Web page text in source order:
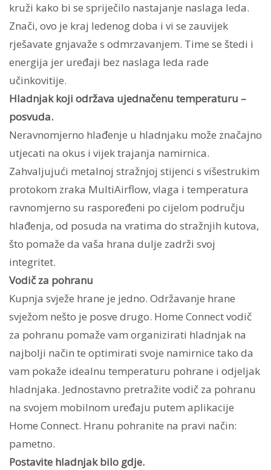
kruži kako bi se spriječilo nastajanje naslaga leda.
Znači, ovo je kraj ledenog doba i vi se zauvijek
rješavate gnjavaže s odmrzavanjem. Time se štedi i
energija jer uređaji bez naslaga leda rade
učinkovitije.
Hladnjak koji održava ujednačenu temperaturu –
posvuda.
Neravnomjerno hlađenje u hladnjaku može značajno
utjecati na okus i vijek trajanja namirnica.
Zahvaljujući metalnoj stražnjoj stijenci s višestrukim
protokom zraka MultiAirflow, vlaga i temperatura
ravnomjerno su raspoređeni po cijelom području
hlađenja, od posuda na vratima do stražnjih kutova,
što pomaže da vaša hrana dulje zadrži svoj
integritet.
Vodič za pohranu
Kupnja svježe hrane je jedno. Održavanje hrane
svježom nešto je posve drugo. Home Connect vodič
za pohranu pomaže vam organizirati hladnjak na
najbolji način te optimirati svoje namirnice tako da
vam pokaže idealnu temperaturu pohrane i odjeljak
hladnjaka. Jednostavno pretražite vodič za pohranu
na svojem mobilnom uređaju putem aplikacije
Home Connect. Hranu pohranite na pravi način:
pametno.
Postavite hladnjak bilo gdje.